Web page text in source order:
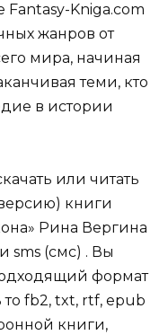
Kniga.com
жанров от
мира, начиная
теми, кто
в истории
или читать
книги
Рина Вергина
sms (смс) . Вы
формат
то fb2, txt, rtf, epub
книги,